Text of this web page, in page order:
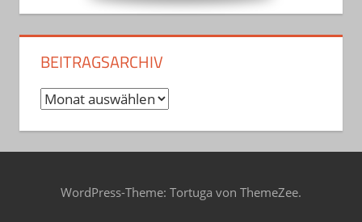
BEITRAGSARCHIV
Beitragsarchiv
WordPress-Theme: Tortuga von ThemeZee.